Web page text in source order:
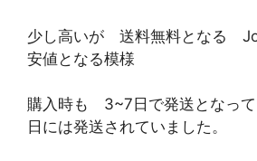
少し高いが 送料無料となる
安値となる模様
購入時も 3~7日で発送となっ
日には発送されていました。